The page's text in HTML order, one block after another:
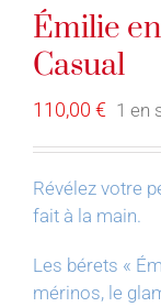
Émilie
Casual
110,00 € 1 en
Révélez votre
fait à la main.
Les bérets «
mérinos, le